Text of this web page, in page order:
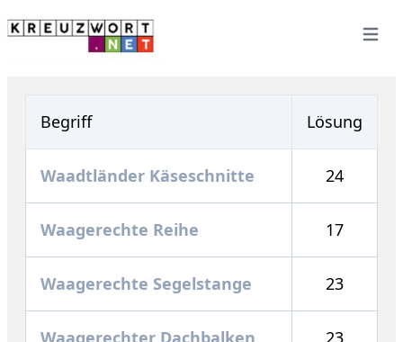
Open
Begriff Lösung
Waadtländer Käseschnitte 24
Waagerechte Reihe 17
Waagerechte Segelstange 23
Waagerechter Dachbalken 23